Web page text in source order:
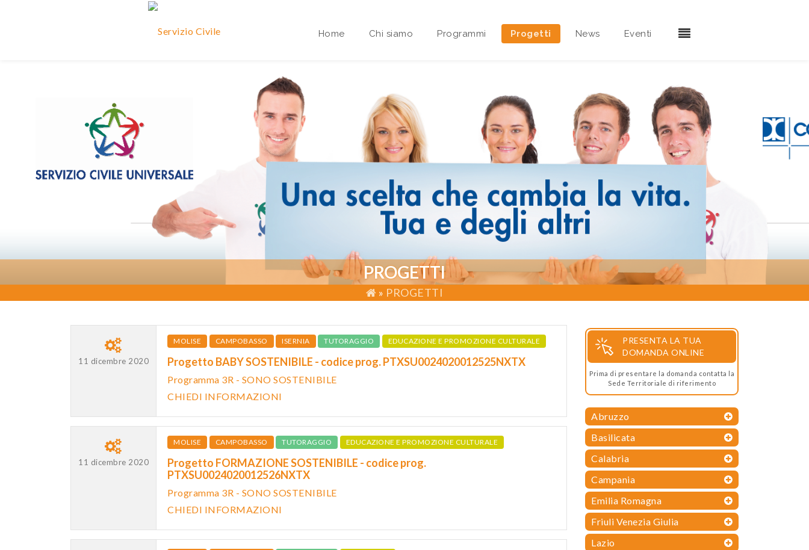
Home Chi siamo
Area riservata Sedi Territoriali
Programmi Progetti News Eventi
PROGETTI
» PROGETTI
11 dicembre 2020
MOLISE CAMPOBASSO ISERNIA TUTORAGGIO EDUCAZIONE E PROMOZIONE CULTURALE
Progetto BABY SOSTENIBILE - codice prog. PTXSU0024020012525NXTX
Programma 3R - SONO SOSTENIBILE
CHIEDI INFORMAZIONI
11 dicembre 2020
MOLISE CAMPOBASSO TUTORAGGIO EDUCAZIONE E PROMOZIONE CULTURALE
Progetto FORMAZIONE SOSTENIBILE - codice prog.
PTXSU0024020012526NXTX
Programma 3R - SONO SOSTENIBILE
CHIEDI INFORMAZIONI
PRESENTA LA TUA
DOMANDA ONLINE
Prima di presentare la domanda contatta la
Sede Territoriale di riferimento
Abruzzo
Basilicata
Calabria
Campania
Emilia Romagna
Friuli Venezia Giulia
Lazio